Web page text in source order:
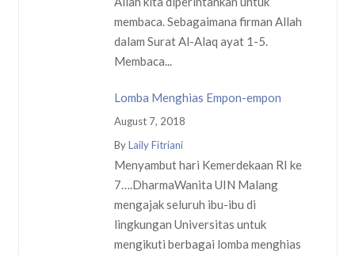
membaca. Sebagaimana firman Allah
dalam Surat Al-Alaq ayat 1-5.
Membaca...
Lomba Menghias Empon-empon
August 7, 2018
ByLaily Fitriani
Menyambut hari Kemerdekaan RI ke
7….DharmaWanita UIN Malang
mengajak seluruh ibu-ibu di
lingkungan Universitas untuk
mengikuti berbagai lomba menghias